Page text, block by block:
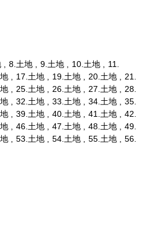
8. 土地 9. 土地 10. 土地
11.
17. 土地 19. 土地 20. 土地
21.
25. 土地 26. 土地 27. 土地
28.
32. 土地 33. 土地 34. 土地
35.
39. 土地 40. 土地 41. 土地
42.
46. 土地 47. 土地 48. 土地
49.
53. 土地 54. 土地 55. 土地
56.